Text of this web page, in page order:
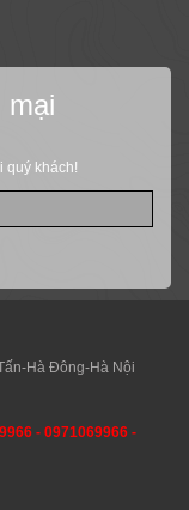
mại
quý khách!
Hà Đông-Hà Nội
- 0971069966 -